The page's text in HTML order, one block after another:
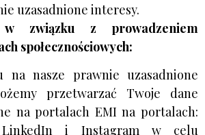
uzasadnione interesy.
w związku z prowadzeniem
społecznościowych:
na nasze prawnie uzasadnione
przetwarzać Twoje dane
na portalach EMI na portalach:
LinkedIn i Instagram w celu